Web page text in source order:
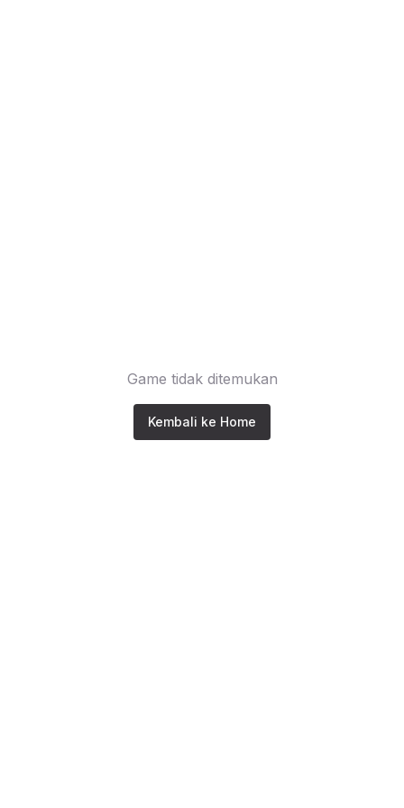
Game tidak ditemukan
Kembali ke Home